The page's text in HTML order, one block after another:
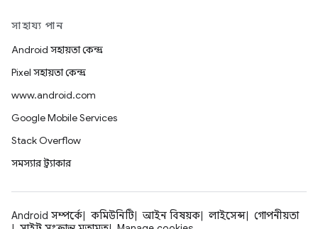
সাহায্য পান
Android সহায়তা কেন্দ্র
Pixel সহায়তা কেন্দ্র
www.android.com
Google Mobile Services
Stack Overflow
সমস্যার ট্র্যাকার
Android সম্পর্কে কমিউনিটি আইন বিষয়ক লাইসেন্স
গোপনীয়তা